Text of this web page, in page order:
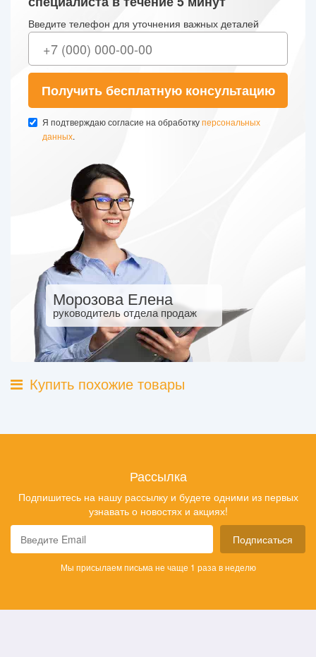
Введите телефон для уточнения важных деталей
Получить бесплатную консультацию
Я подтверждаю согласие на обработкуперсональных
данных.
Морозова Елена
руководитель отдела продаж
Купить похожие товары
Рассылка
Подпишитесь на нашу рассылку и будете одними из первых
узнавать о новостях и акциях!
Подписаться
Мы присылаем письма не чаще 1 раза в неделю